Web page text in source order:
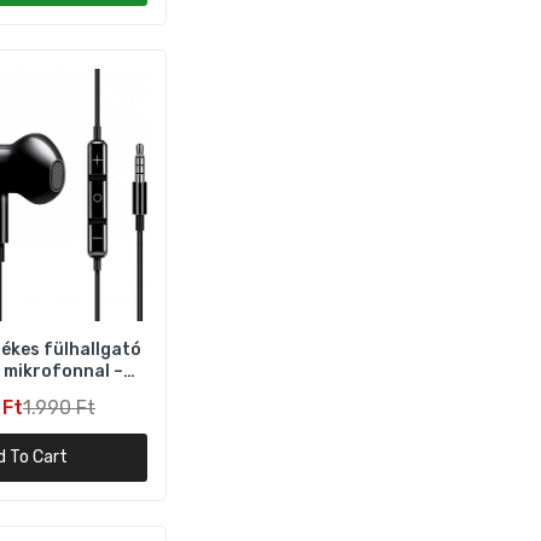
fülhallgató
–
1.990 Ft
To Cart